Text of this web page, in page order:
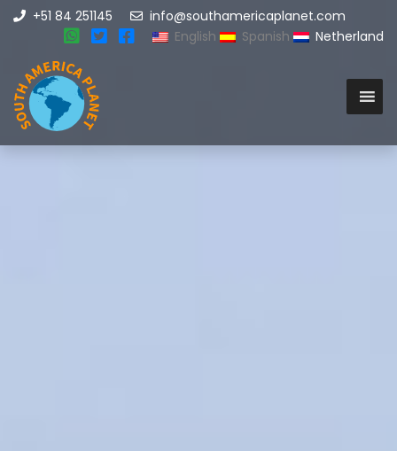
+51 84 251145
info@southamericaplanet.com
English
Spanish Netherland